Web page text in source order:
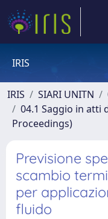
IRIS
IRIS SIARI UNITN
04.1 Saggio in atti
Proceedings)
Previsione
scambio
per
fluido